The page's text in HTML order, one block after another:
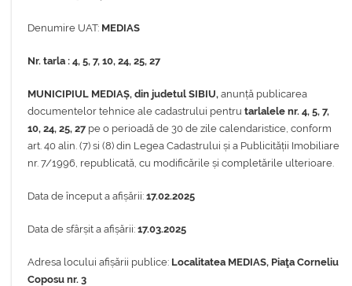
Denumire UAT: MEDIAS
Nr. tarla : 4, 5, 7, 10, 24, 25, 27
MUNICIPIUL MEDIAȘ, din judetul SIBIU, anunță publicarea
documentelor tehnice ale cadastrului pentru tarlalele nr. 4, 5, 7,
10, 24, 25, 27 pe o perioadă de 30 de zile calendaristice, conform
art. 40 alin. (7) si (8) din Legea Cadastrului și a Publicității Imobiliare
nr. 7/1996, republicată, cu modificările și completările ulterioare.
Data de început a afișării: 17.02.2025
Data de sfârșit a afișării: 17.03.2025
Adresa locului afișării publice: Localitatea MEDIAS, Piaţa Corneliu
Coposu nr. 3